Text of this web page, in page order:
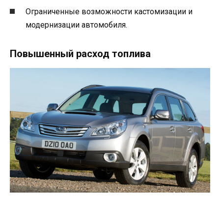
Ограниченные возможности кастомизации и
модернизации автомобиля.
Повышенный расход топлива